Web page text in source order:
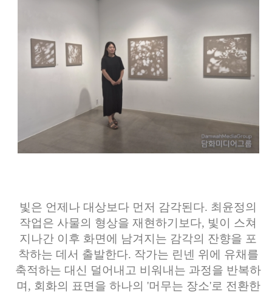
빛은 언제나 대상보다 먼저 감각된다. 최윤정의
작업은 사물의 형상을 재현하기보다, 빛이 스쳐
지나간 이후 화면에 남겨지는 감각의 잔향을 포
착하는 데서 출발한다. 작가는 린넨 위에 유채를
축적하는 대신 덜어내고 비워내는 과정을 반복하
며, 회화의 표면을 하나의 '머무는 장소'로 전환한